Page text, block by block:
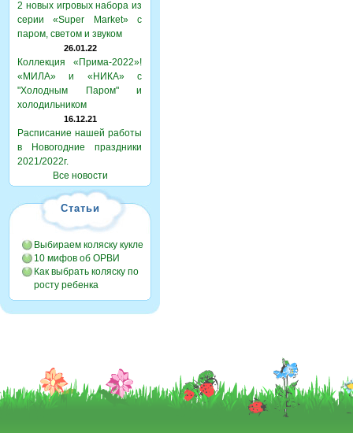
2 новых игровых набора из
серии «Super Market» с
паром, светом и звуком
26.01.22
Коллекция «Прима-2022»!
«МИЛА» и «НИКА» с
"Холодным Паром" и
холодильником
16.12.21
Расписание нашей работы
в Новогодние праздники
2021/2022г.
Все новости
Статьи
Выбираем коляску кукле
10 мифов об ОРВИ
Как выбрать коляску по
росту ребенка